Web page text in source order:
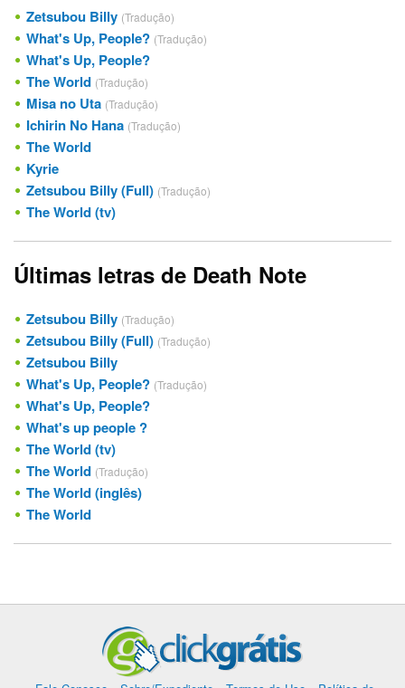
Zetsubou Billy (Tradução)
What's Up, People? (Tradução)
What's Up, People?
The World (Tradução)
Misa no Uta (Tradução)
Ichirin No Hana (Tradução)
The World
Kyrie
Zetsubou Billy (Full) (Tradução)
The World (tv)
Últimas letras de Death Note
Zetsubou Billy (Tradução)
Zetsubou Billy (Full) (Tradução)
Zetsubou Billy
What's Up, People? (Tradução)
What's Up, People?
What's up people ?
The World (tv)
The World (Tradução)
The World (inglês)
The World